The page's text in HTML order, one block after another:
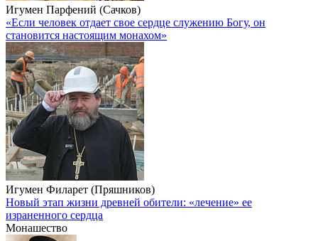
Игумен Парфений (Сачков)
«Если человек отдает свое сердце служению Богу, он
становится настоящим монахом»
Игумен Филарет (Пряшников)
Новый этап жизни древней обители: «лечение» ее
израненного сердца
Монашество